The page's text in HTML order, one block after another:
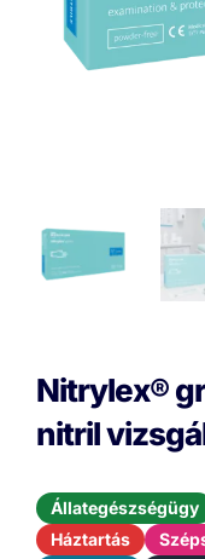
Nitrylex®
nitril
Állategészségügy
Háztartás